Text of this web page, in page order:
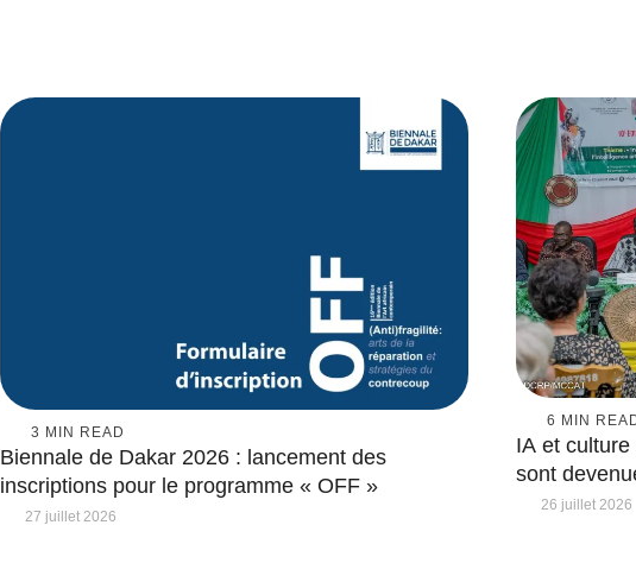
3 MIN READ
Biennale de Dakar 2026 : lancement des
inscriptions pour le programme « OFF »
27 juillet 2026
6 MIN
IA et
sont
26 juillet 2026